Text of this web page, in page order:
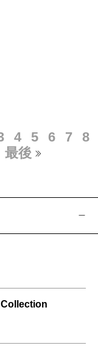
4 5 6 7
8
最後